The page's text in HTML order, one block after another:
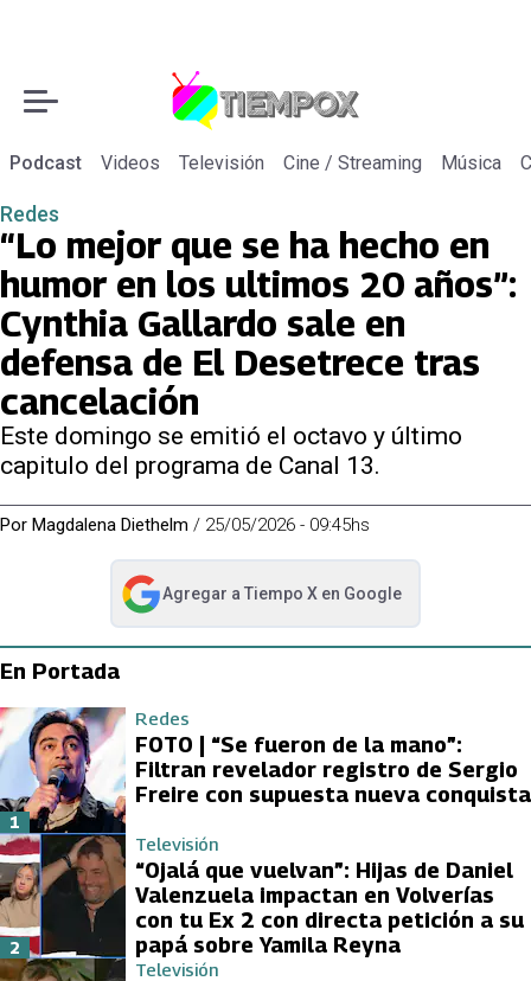
Podcast Videos Televisión Cine / Streaming Música
Redes
“Lo mejor que se ha hecho en
humor en los ultimos 20 años”:
Cynthia Gallardo sale en
defensa de El Desetrece tras
cancelación
Este domingo se emitió el octavo y último
capitulo del programa de Canal 13.
Por Magdalena Diethelm / 25/05/2026 - 09:45hs
Agregar a Tiempo Xen Google
abre en nueva pestaña
En Portada
Redes
FOTO | “Se fueron de la mano”:
Filtran revelador registro de Sergio
Freire con supuesta nueva conquista
1
Televisión
“Ojalá que vuelvan”: Hijas de Daniel
Valenzuela impactan en Volverías
con tu Ex 2 con directa petición a su
papá sobre Yamila Reyna
2
Televisión